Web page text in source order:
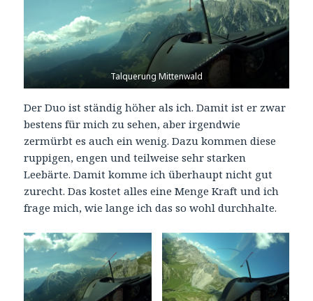
Talquerung Mittenwald
Der Duo ist ständig höher als ich. Damit ist er zwar
bestens für mich zu sehen, aber irgendwie
zermürbt es auch ein wenig. Dazu kommen diese
ruppigen, engen und teilweise sehr starken
Leebärte. Damit komme ich überhaupt nicht gut
zurecht. Das kostet alles eine Menge Kraft und ich
frage mich, wie lange ich das so wohl durchhalte.